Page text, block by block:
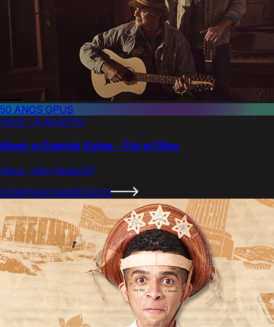
50 ANOS OPUS
HOJE - 8 AGOSTO
Almir e Gabriel Sater - Pai e Filho
Vibra - São Paulo/SP
COMPRAR INGRESSOS